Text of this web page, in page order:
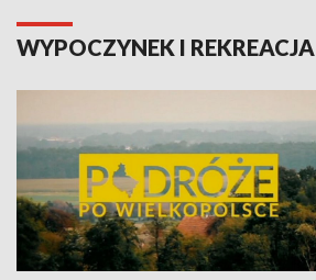
WYPOCZYNEK I REKREACJA